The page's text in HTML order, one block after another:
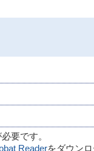
要です。
Readerをダウン